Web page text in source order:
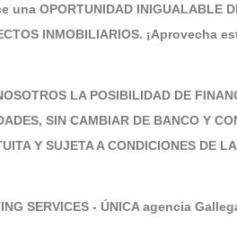
una OPORTUNIDAD INIGUALABLE
INMOBILIARIOS. ¡Aprovecha
LA POSIBILIDAD DE
SIN CAMBIAR DE BANCO Y
Y SUJETA A CONDICIONES DE
SERVICES - ÚNICA agencia